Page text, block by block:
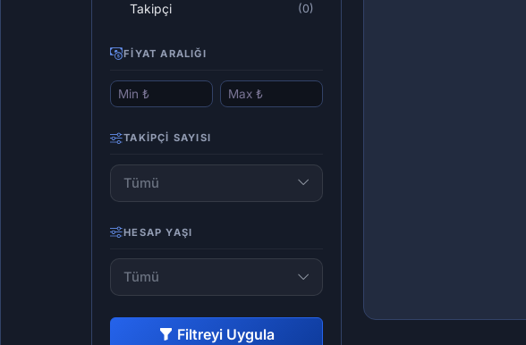
Takipçi (0)
FIYAT ARALIĞI
TAKIPÇI SAYISI
Tümü
HESAP YAŞI
Tümü
Filtreyi Uygula